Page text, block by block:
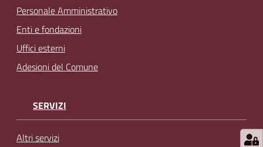
Personale Amministrativo
Enti e fondazioni
Uffici esterni
Adesioni del Comune
SERVIZI
Altri servizi